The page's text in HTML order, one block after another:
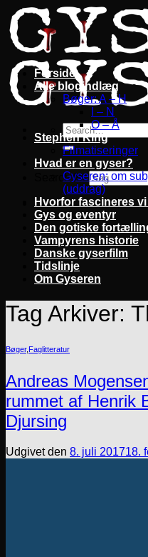
Fortsæt
til
indhold
Search for:
Forside
Alle blogindlæg
Bøger: A – H
I – N
O – Å
Stephen King
Filmatiseringer
Hvad er en gyser?
Gyseren: om
(uddrag)
Hvorfor fascineres
Gys og eventyr
Den gotiske
Vampyrens historie
Danske gyserfilm
Tidslinje
Om Gyseren
Tag Arkiver:
Bøger, Faglitteratur
Andreas
rummet af Henrik
Djursing
Udgivet den 8. juli 201718.